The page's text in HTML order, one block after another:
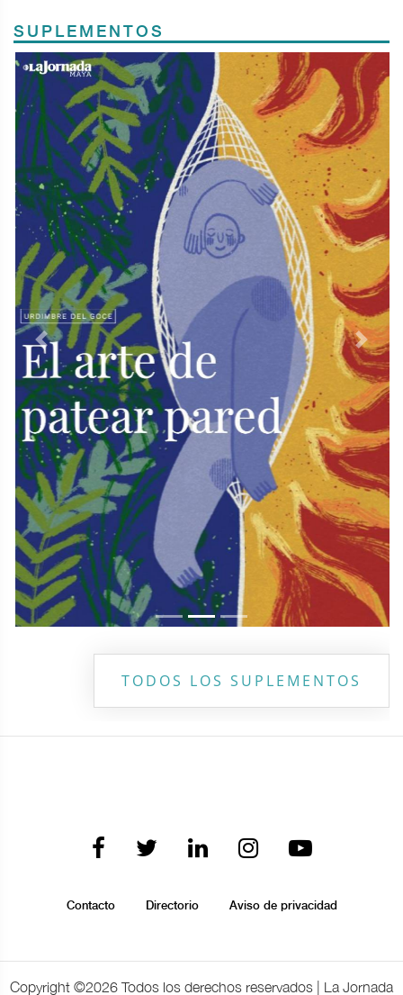
SUPLEMENTOS
Previous Next
TODOS LOS SUPLEMENTOS
Contacto Directorio Aviso de privacidad
Copyright ©2026 Todos los derechos reservados | La Jornada